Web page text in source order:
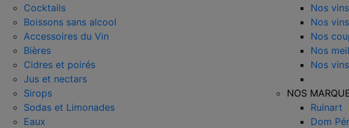
Cocktails
Boissons sans alcool
Accessoires du Vin
Bières
Cidres et poirés
Jus et nectars
Sirops
Sodas et Limonades
Eaux
Nos
Nos
Nos
Nos
Nos
NOS
Ruinart
Dom